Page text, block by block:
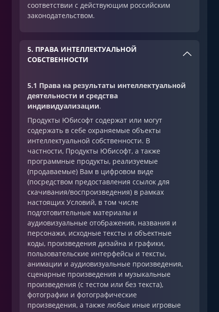
соответствии с действующим российским
законодательством.
5. ПРАВА ИНТЕЛЛЕКТУАЛЬНОЙ
СОБСТВЕННОСТИ
5.1 Права на результаты интеллектуальной
деятельности и средства
индивидуализации.
Продукты Юбисофт содержат или могут
содержать в себе охраняемые объекты
интеллектуальной собственности. В
частности, Продукты Юбисофт, а также
программные продукты, реализуемые
(продаваемые) Вам в цифровом виде
(посредством предоставления ссылок для
скачивания/воспроизведения) в рамках
настоящих Условий, в том числе
подготовительные материалы и
аудиовизуальные отображения, названия и
персонажи, исходные тексты и объектные
коды, произведения дизайна и графики,
пользовательские интерфейсы и тексты,
анимации и аудиовизуальные произведения,
сценарные произведения и музыкальные
произведения (с тестом или без текста),
фотографии и фотографические
произведения, а также любые иные игровые